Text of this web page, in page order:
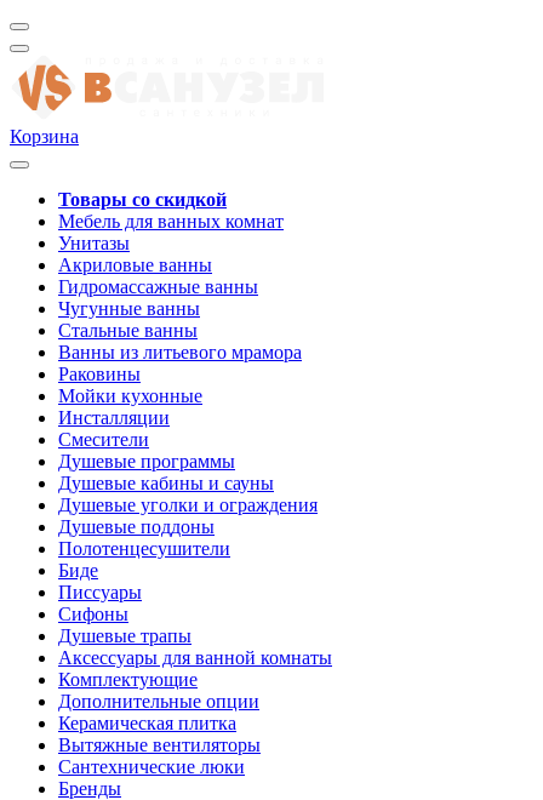
Корзина
Товары со скидкой
Мебель для ванных комнат
Унитазы
Акриловые ванны
Гидромассажные ванны
Чугунные ванны
Стальные ванны
Ванны из литьевого мрамора
Раковины
Мойки кухонные
Инсталляции
Смесители
Душевые программы
Душевые кабины и сауны
Душевые уголки и ограждения
Душевые поддоны
Полотенцесушители
Биде
Писсуары
Сифоны
Душевые трапы
Аксессуары для ванной комнаты
Комплектующие
Дополнительные опции
Керамическая плитка
Вытяжные вентиляторы
Сантехнические люки
Бренды